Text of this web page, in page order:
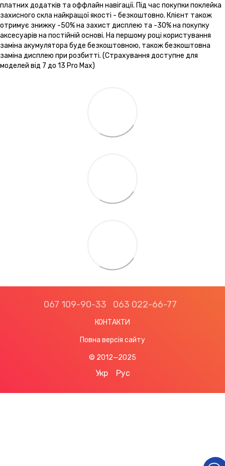
платних додатків та оффлайн навігації. Під час покупки поклейка
захисного скла найкращої якості - безкоштовно. Клієнт також
отримує знижку -50% на захист дисплею та -30% на покупку
аксесуарів на постійній основі. На першому році користування
заміна акумулятора буде безкоштовною, також безкоштовна
заміна дисплею при розбитті. (Страхування доступне для
моделей від 7 до 13 Pro Max)
067 109-90-33 063 022-66-77
КОНТАКТИ
Повна версія сайту
© 2012—2025
Укр Рус